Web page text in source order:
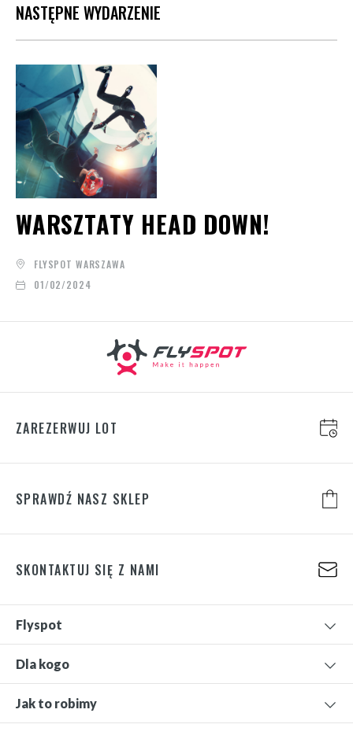
NASTĘPNE WYDARZENIE
WARSZTATY HEAD DOWN!
FLYSPOT WARSZAWA
01/02/2024
ZAREZERWUJ LOT
SPRAWDŹ NASZ SKLEP
SKONTAKTUJ SIĘ Z NAMI
Flyspot
Dla kogo
Jak to robimy